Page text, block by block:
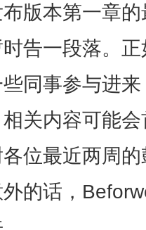
版本第一章
告一段落。
同事参与进
关内容可能
位最近两周
的话，